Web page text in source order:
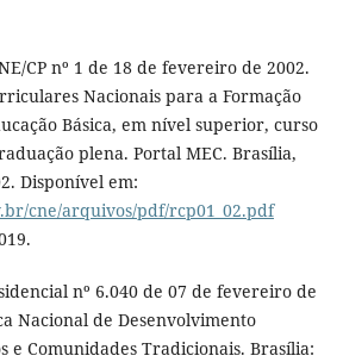
CP nº 1 de 18 de fevereiro de 2002.
Nacionais para a Formação
Básica, em nível superior, curso
plena. Portal MEC. Brasília,
Disponível em:
cne/arquivos/pdf/rcp01_02.pdf
nº 6.040 de 07 de fevereiro de
Nacional de Desenvolvimento
e Comunidades Tradicionais. Brasília: